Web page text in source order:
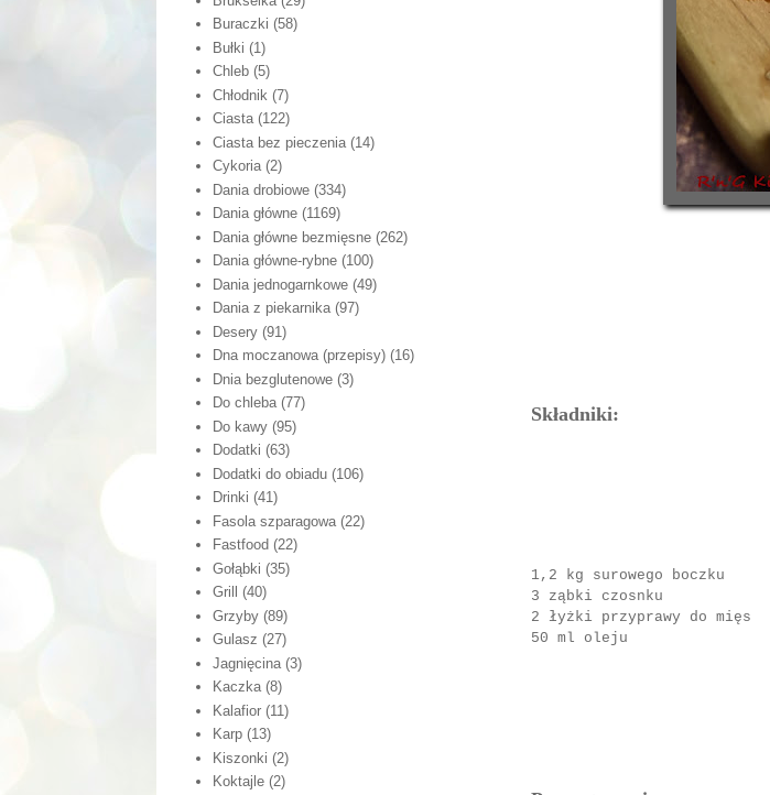
Składniki:
1,2 kg surowego boczku
3 ząbki czosnku
2 łyżki przyprawy do mięs
50 ml oleju
Buraczki (58)
Bułki (1)
Chleb (5)
Chłodnik (7)
Ciasta (122)
Ciasta bez pieczenia (14)
Cykoria (2)
Dania drobiowe (334)
Dania główne (1169)
Dania główne bezmięsne (262)
Dania główne-rybne (100)
Dania jednogarnkowe (49)
Dania z piekarnika (97)
Desery (91)
Dna moczanowa (przepisy) (16)
Dnia bezglutenowe (3)
Do chleba (77)
Do kawy (95)
Dodatki (63)
Dodatki do obiadu (106)
Drinki (41)
Fasola szparagowa (22)
Fastfood (22)
Gołąbki (35)
Grill
(40)
Grzyby (89)
Gulasz (27)
Jagnięcina (3)
Kaczka (8)
Kalafior (11)
Karp (13)
Kiszonki (2)
Koktajle (2)